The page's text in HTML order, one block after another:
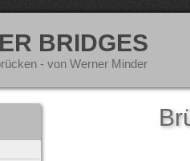
BRIDGES
- von Werner Minder